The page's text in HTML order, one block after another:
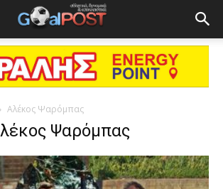
Αλέκος Ψαρόμπας
Ψαρόμπας